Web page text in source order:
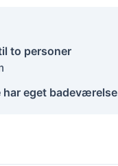
to personer
eget badeværelse